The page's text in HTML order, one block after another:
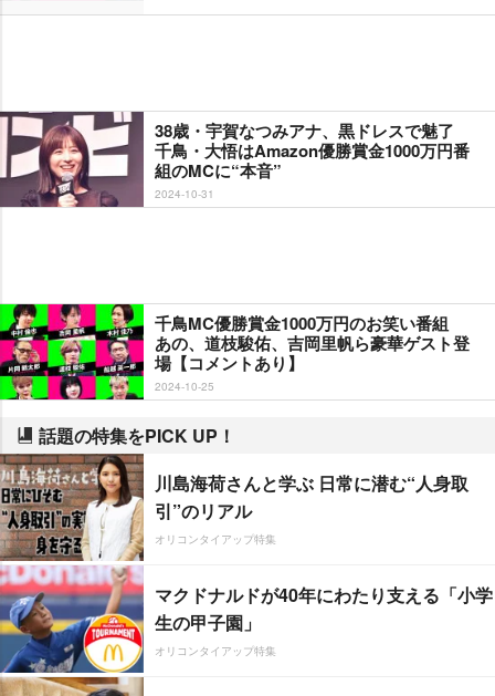
38歳・宇賀なつみアナ、黒ドレスで魅了
千鳥・大悟はAmazon優勝賞金1000万円番
組のMCに“本音”
2024-10-31
千鳥MC優勝賞金1000万円のお笑い番組
あの、道枝駿佑、吉岡里帆ら豪華ゲスト登
場【コメントあり】
2024-10-25
話題の特集をPICK UP！
川島海荷さんと学ぶ 日常に潜む“人身取
引”のリアル
オリコンタイアップ特集
マクドナルドが40年にわたり支える「小学
生の甲子園」
オリコンタイアップ特集